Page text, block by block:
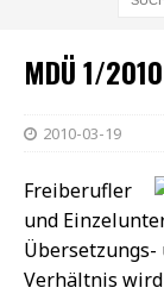
MDÜ 1/
2010-03-19
Freiberufler
und
Übersetzungs-
Verhältnis